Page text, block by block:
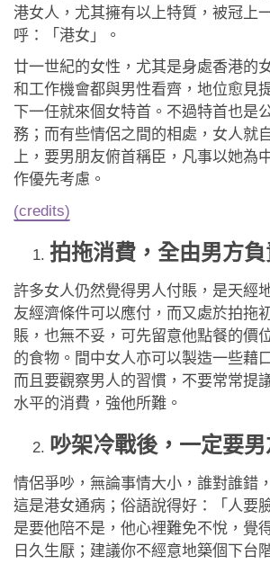
應用程式
聯絡我們
港女人，尤其擁有以上特質，被冠上
呼：「港女」。
廿一世紀的女性，尤其是身處香港的
和工作機會都與男性看齊，地位愈見
下一任就來個女特首。不過特首也是
務；而有些情侶之間的相處，女人就
上，要男朋友俯首稱臣，凡事以她為
作優先考慮。
(credits)
拍拖消費，全由男方負
許多女人仍然覺得男人付賬，是天經
友經濟條件可以應付，而又處於拍拖
賬，也無不妥，可先留意他點餐的價
的食物。間中女人亦可以製造一些藉
而且要觀察男人的習慣，不要常常提
水平的消費，強他所難。
吵架冷戰後，一定要
情侶爭吵，無論事情大小，誰對誰錯
這是港女通病；俗語說得好：「人要
是要他陪不是，他心裡難免不悅，覺
日久生厭；建議你不經意地築個下台